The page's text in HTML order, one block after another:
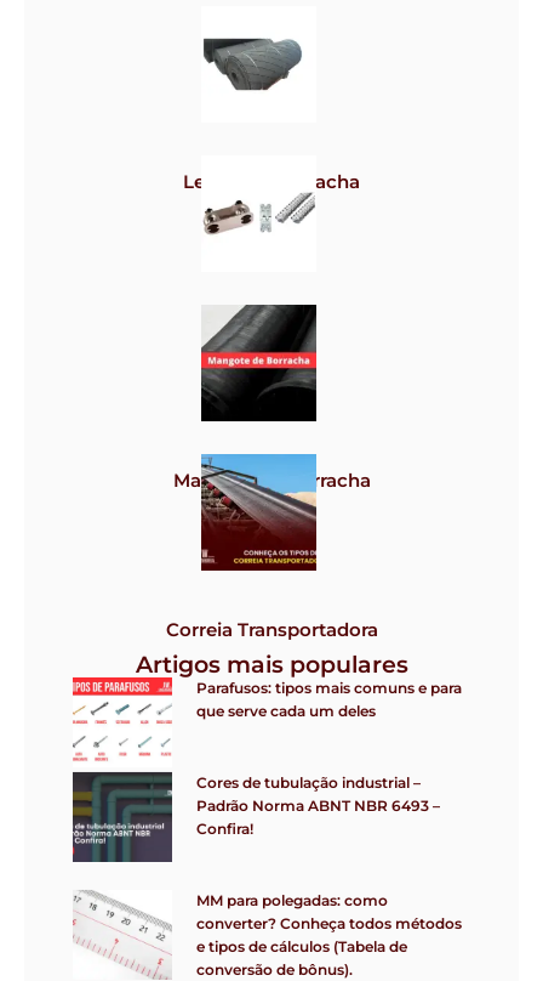
Correias
Lençol de borracha
Grampos
Mangote de borracha
Correia Transportadora
Artigos mais populares
Parafusos: tipos mais comuns e para
que serve cada um deles
Cores de tubulação industrial –
Padrão Norma ABNT NBR 6493 –
Confira!
MM para polegadas: como
converter? Conheça todos métodos
e tipos de cálculos (Tabela de
conversão de bônus).